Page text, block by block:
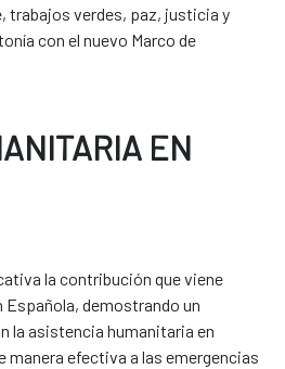
trabajos verdes, paz, justicia y
con el nuevo Marco de
EN
la contribución que viene
demostrando un
la asistencia humanitaria en
manera efectiva a las emergencias